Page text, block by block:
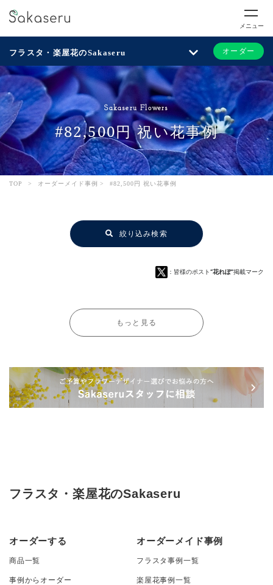
メニュー
フラスタ・楽屋花のSakaseru オーダー
Sakaseru Flowers
#82,500円 祝い花事例
TOP > オーダーメイド事例 > #82,500円 祝い花事例
絞り込み検索
：皆様のポスト“花れぽ”掲載マーク
もっと見る
フラスタ・楽屋花のSakaseru
オーダーする
商品一覧
事例からオーダー
オーダーメイド事例
フラスタ事例一覧
楽屋花事例一覧